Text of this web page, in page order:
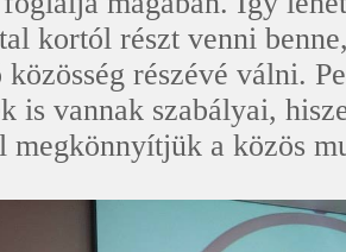
kortól részt venni
közösség részévé válni.
is vannak szabályai,
megkönnyítjük a közös